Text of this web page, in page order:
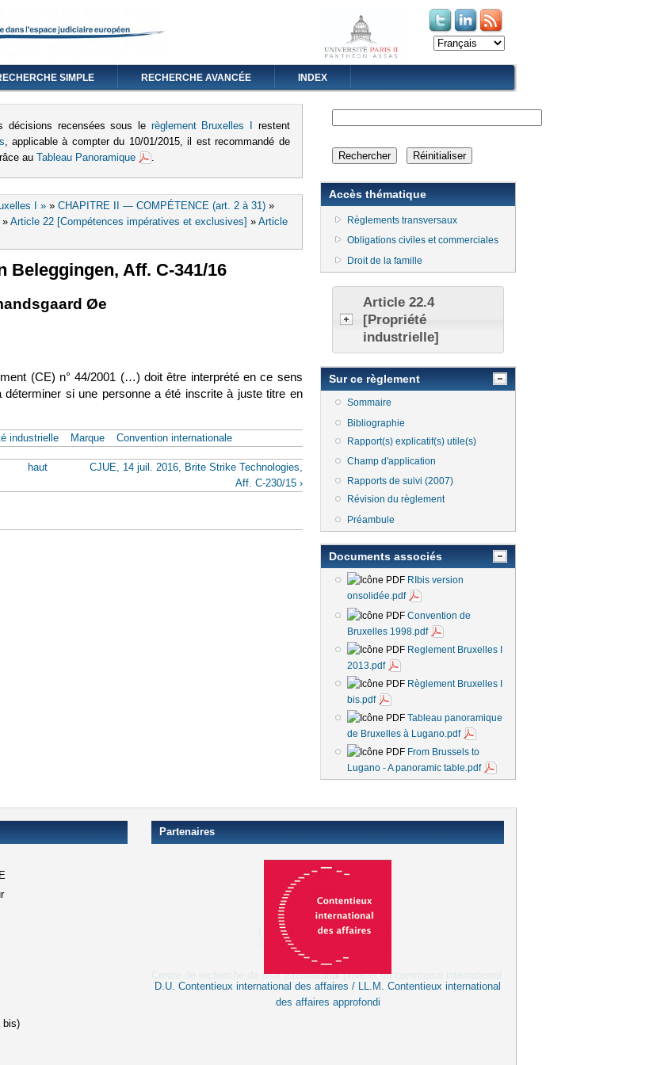
(le lien est externe)
(le lien est externe)
SIMPLE RECHERCHE AVANCÉE INDEX
décisions recensées sous le règlement Bruxelles I
restent
, applicable à compter du 10/01/2015, il est recommandé de
au Tableau Panoramique .
I » » CHAPITRE II — COMPÉTENCE (art. 2 à 31) »
» Article 22 [Compétences impératives et exclusives] » Article
Beleggingen, Aff. C-341/16
Øe
(CE) n° 44/2001 (…) doit être interprété en ce sens
déterminer si une personne a été inscrite à juste titre en
industrielle Marque Convention internationale
haut
CJUE, 14 juil. 2016, Brite Strike Technologies,
Aff. C-230/15 ›
Accès thématique
Règlements transversaux
Obligations civiles et commerciales
Droit de la famille
Article 22.4
[Propriété
industrielle]
Sur ce règlement
Sommaire
Bibliographie
Rapport(s) explicatif(s) utile(s)
Champ d'application
Rapports de suivi (2007)
Révision du règlement
Préambule
Documents associés
RIbis version
onsolidée.pdf
Convention de
Bruxelles 1998.pdf
Reglement Bruxelles I
2013.pdf
Règlement Bruxelles I
bis.pdf
Tableau panoramique
de Bruxelles à Lugano.pdf
From Brussels to
Lugano - A panoramic table.pdf
externe)
bis)
est externe)
Partenaires
D.U. Contentieux international des affaires / LL.M. Contentieux international
des affaires approfondi